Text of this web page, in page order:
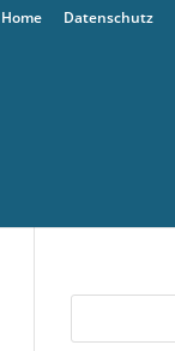
Home Datenschutz